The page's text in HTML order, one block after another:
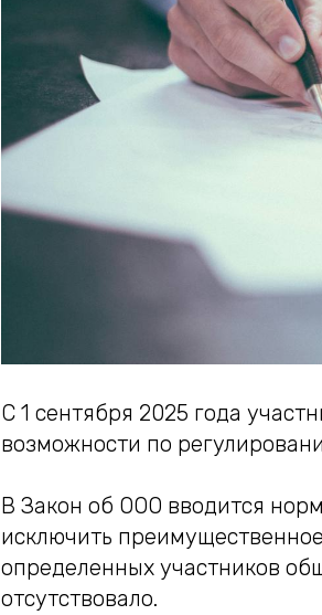
С 1 сентября 2025 года
возможности по
В Закон об ООО вводится
исключить
определенных участников
отсутствовало.